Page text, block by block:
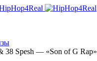
38 Spesh — «Son of G Rap»